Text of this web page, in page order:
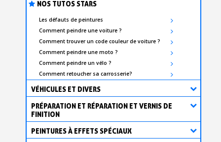
NOS TUTOS STARS
Les défauts de peintures
Comment peindre une voiture ?
Comment trouver un code couleur de voiture ?
Comment peindre une moto ?
Comment peindre un vélo ?
Comment retoucher sa carrosserie?
VÉHICULES ET DIVERS
PRÉPARATION ET RÉPARATION ET VERNIS DE
FINITION
PEINTURES À EFFETS SPÉCIAUX